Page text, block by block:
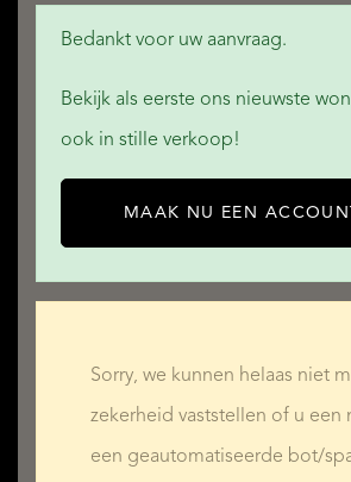
Bedankt voor uw aanvraag.
Bekijk als eerste ons nieuwste
ook in stille verkoop!
MAAK NU EEN
Sorry, we kunnen helaas niet
zekerheid vaststellen of u een
een geautomatiseerde bot/